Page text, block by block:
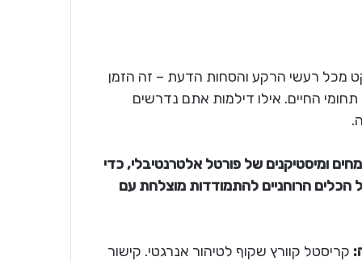
רעשי הרקע והסחות הדעת – זה הזמן
החיים. אילו דילמות אתם נדרשים
מומחים ומיסטיקנים של פורטל אלטרנטיבלי, כדי
הרוחניים להתמודדות מוצלחת עם
קריסטל קוורץ שקוף לטיהור אנרגטי. קישור